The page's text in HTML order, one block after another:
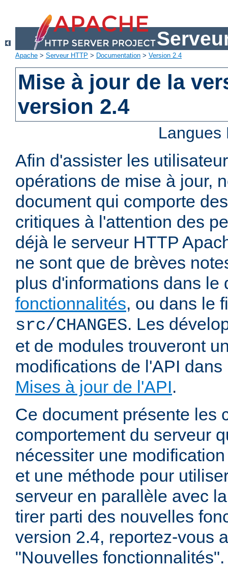
Apache > Serveur HTTP > Documentation > Version 2.4
Mise à jour de la
version 2.4
Afin d'assister les
opérations de mise à jour,
document qui comporte
critiques à l'attention des
déjà le serveur HTTP
ne sont que de brèves
plus d'informations dans
fonctionnalités, ou dans le
src/CHANGES. Les
et de modules trouveront
modifications de l'API
Mises à jour de l'API.
Ce document présente les
comportement du serveur
nécessiter une
et une méthode pour
serveur en parallèle avec
tirer parti des nouvelles
version 2.4, reportez-vous
"Nouvelles fonctionnalités".